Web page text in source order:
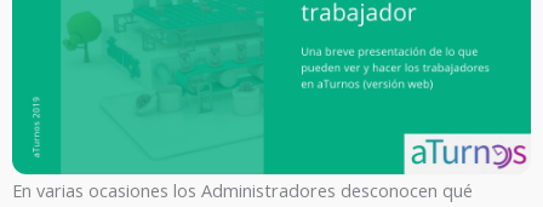
En varias ocasiones los Administradores desconocen qué